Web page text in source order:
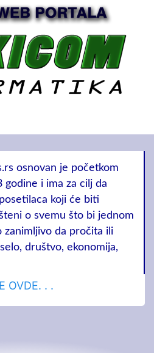
osnovan je početkom
godine i ima za cilj da
koji će biti
o svemu što bi jednom
zanimljivo da pročita ili
društvo, ekonomija,
OVDE. . .